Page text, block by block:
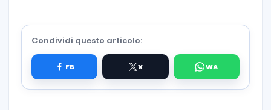
Condividi questo articolo: